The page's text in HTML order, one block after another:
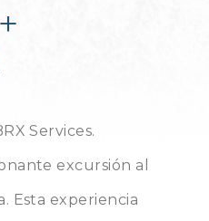
Services.
excursión al
Esta experiencia